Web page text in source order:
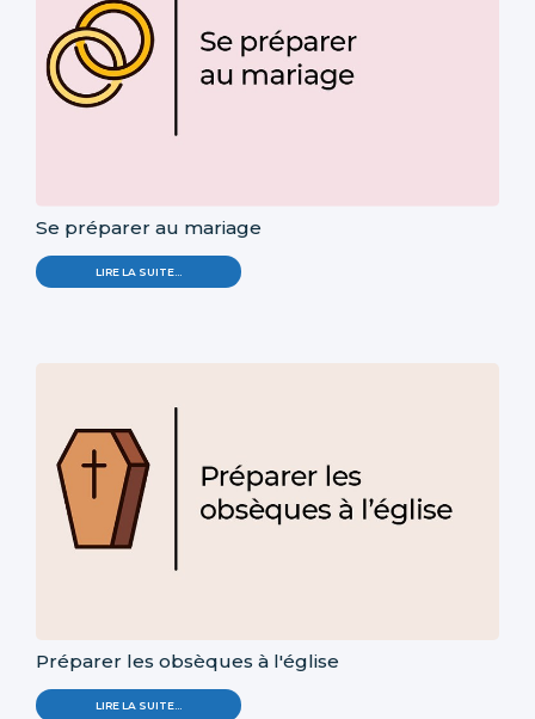
Se préparer au mariage
LIRE LA SUITE…
Préparer les obsèques à l'église
LIRE LA SUITE…